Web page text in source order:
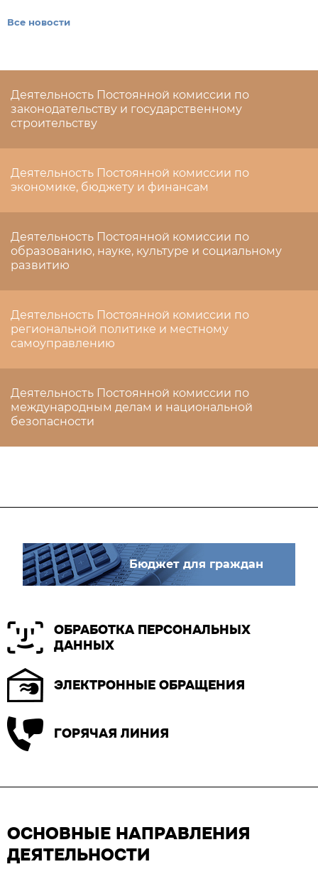
Все новости
Деятельность Постоянной комиссии по
законодательству и государственному
строительству
Деятельность Постоянной комиссии по
экономике, бюджету и финансам
Деятельность Постоянной комиссии по
образованию, науке, культуре и социальному
развитию
Деятельность Постоянной комиссии по
региональной политике и местному
самоуправлению
Деятельность Постоянной комиссии по
международным делам и национальной
безопасности
Бюджет для граждан
ОБРАБОТКА ПЕРСОНАЛЬНЫХ
ДАННЫХ
ЭЛЕКТРОННЫЕ ОБРАЩЕНИЯ
ГОРЯЧАЯ ЛИНИЯ
ОСНОВНЫЕ НАПРАВЛЕНИЯ
ДЕЯТЕЛЬНОСТИ